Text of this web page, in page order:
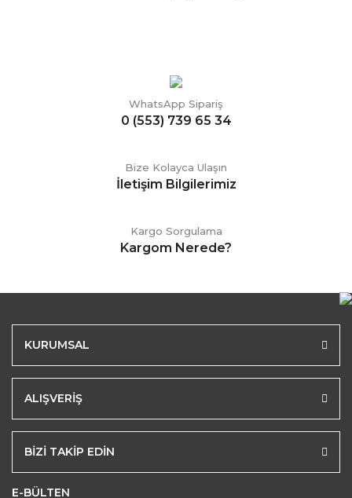
WhatsApp Sipariş
0 (553) 739 65 34
Bize Kolayca Ulaşın
İletişim Bilgilerimiz
Kargo Sorgulama
Kargom Nerede?
KURUMSAL
ALIŞVERİŞ
BİZİ TAKİP EDİN
E-BÜLTEN